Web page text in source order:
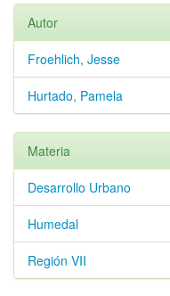
Autor
Froehlich, Jesse
Hurtado, Pamela
Materia
Desarrollo Urbano
Humedal
Región VII